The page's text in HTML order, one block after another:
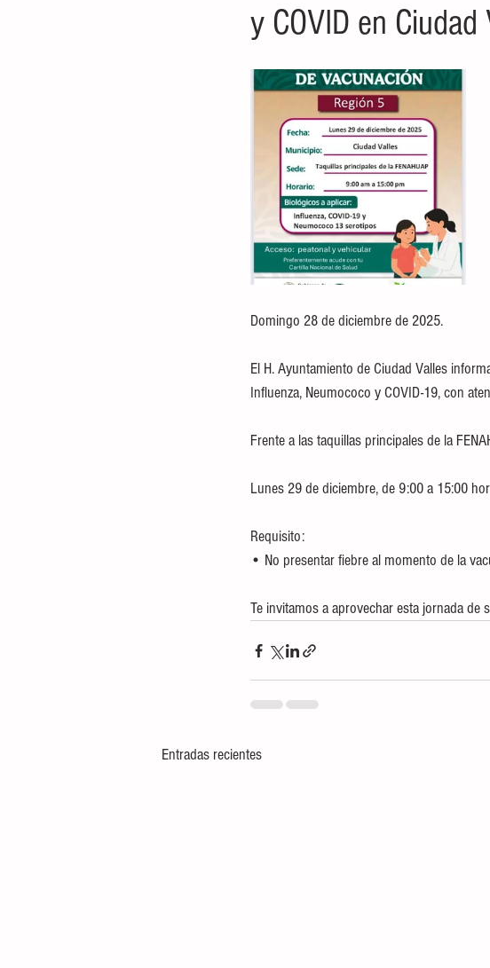
y COVID en Ciudad
Domingo 28 de diciembre de 2025.
El H. Ayuntamiento de Ciudad Valles
Influenza, Neumococo y COVID-19, con
Frente a las taquillas principales de la
Lunes 29 de diciembre, de 9:00 a 15:00
Requisito:
• No presentar fiebre al momento de la
Te invitamos a aprovechar esta jornada
Entradas recientes